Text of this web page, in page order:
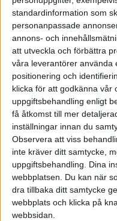
standardinformation som
personanpassade
annons- och
att utveckla och förbättra
våra leverantörer använda
positionering och
klicka för att godkänna vår
uppgiftsbehandling enligt
få åtkomst till mer
inställningar innan du
Observera att viss
inte kräver ditt samtycke,
uppgiftsbehandling. Dina
webbplatsen. Du kan när
dra tillbaka ditt samtycke
webbplats och klicka på
webbsidan.
Bästa citaten
Här hittar du
för denna etikett. Välj
"DET FINNS SÅ
FÅ SITTER PÅ DEN
DEN KAN MAN INTE
- Filip Sakic